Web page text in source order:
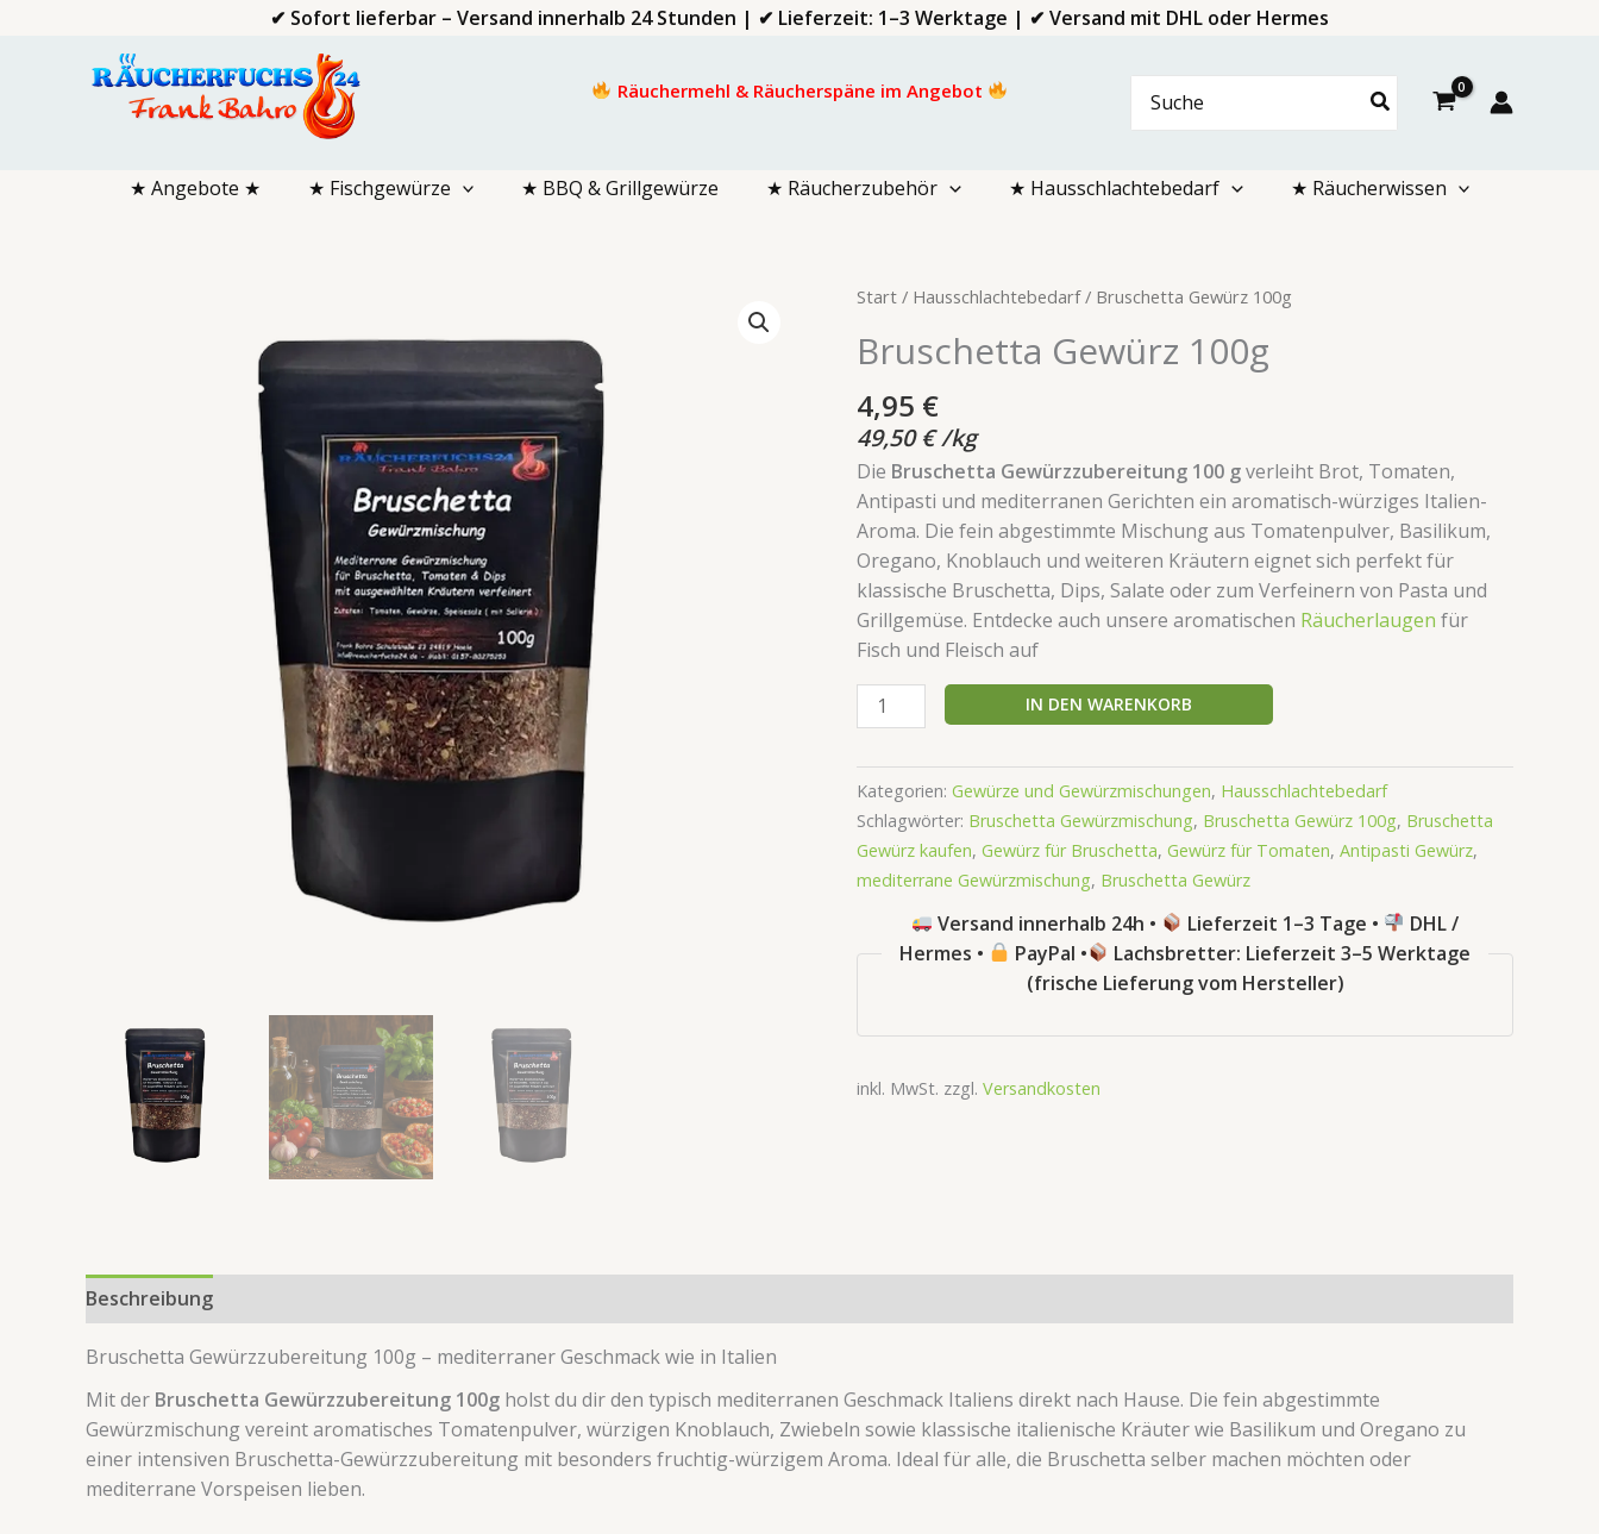
✔ Sofort lieferbar – Versand innerhalb 24 Stunden | ✔ Lieferzeit: 1–3 Werktage | ✔ Versand mit DHL oder Hermes
Räuchermehl & Räucherspäne im Angebot
for:
★ Angebote ★ ★ Fischgewürze ★ BBQ & Grillgewürze ★ Räucherzubehör ★ Hausschlachtebedarf ★ Räucherwissen
Start / Hausschlachtebedarf/ Bruschetta Gewürz 100g
Bruschetta Gewürz 100g
4,95 €
49,50€ /kg
Die Bruschetta Gewürzzubereitung 100 gverleiht Brot, Tomaten,
Antipasti und mediterranen Gerichten ein aromatisch-würziges Italien-
Aroma. Die fein abgestimmte Mischung aus Tomatenpulver, Basilikum,
Oregano, Knoblauch und weiteren Kräutern eignet sich perfekt für
klassische Bruschetta, Dips, Salate oder zum Verfeinern von Pasta und
Grillgemüse. Entdecke auch unsere aromatischen Räucherlaugen für
Fisch und Fleisch auf
Bruschetta
100g
IN DEN WARENKORB
Kategorien: Gewürze und Gewürzmischungen, Hausschlachtebedarf
Schlagwörter: Bruschetta Gewürzmischung, Bruschetta Gewürz 100g, Bruschetta
Gewürz kaufen, Gewürz für Bruschetta, Gewürz für Tomaten, Antipasti Gewürz,
mediterrane Gewürzmischung, Bruschetta Gewürz
Versand innerhalb 24h • Lieferzeit 1–3 Tage •
DHL /
Hermes •
PayPal •
Lachsbretter: Lieferzeit 3–5 Werktage
(frische Lieferung vom Hersteller)
inkl. MwSt. zzgl. Versandkosten
Beschreibung
Bruschetta Gewürzzubereitung 100g – mediterraner Geschmack wie in Italien
Mit der Bruschetta Gewürzzubereitung 100g holst du dir den typisch mediterranen Geschmack Italiens direkt nach Hause. Die fein abgestimmte
Gewürzmischung vereint aromatisches Tomatenpulver, würzigen Knoblauch, Zwiebeln sowie klassische italienische Kräuter wie Basilikum und Oregano zu
einer intensiven Bruschetta-Gewürzzubereitung mit besonders fruchtig-würzigem Aroma. Ideal für alle, die Bruschetta selber machen möchten oder
mediterrane Vorspeisen lieben.